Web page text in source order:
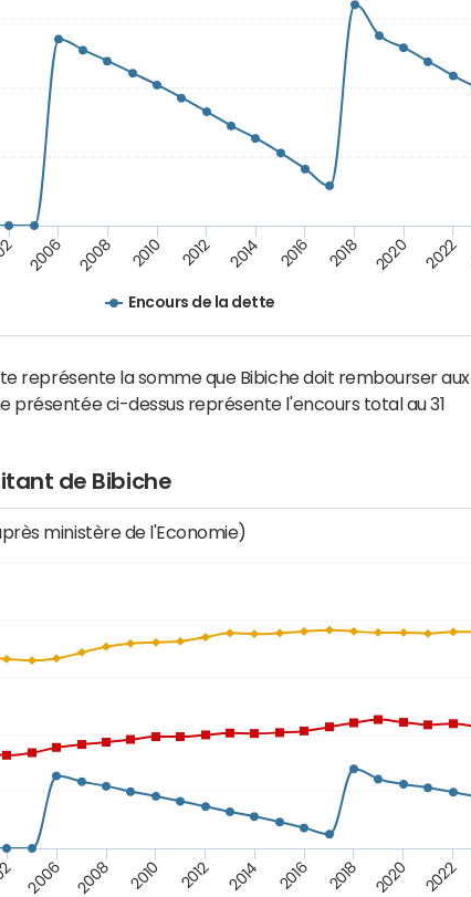
Encours de la dette
2006 2008 2010 2012 2014 2016 2018 2020 2022
représente la somme que Bibiche doit rembourser aux
présentée ci-dessus représente l'encours total au 31
de Bibiche
ministère de l'Economie)
2006 2008 2010 2012 2014 2016 2018 2020 2022